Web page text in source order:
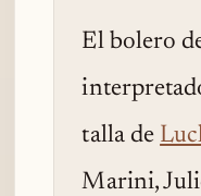
El bolero
talla de
Marini,